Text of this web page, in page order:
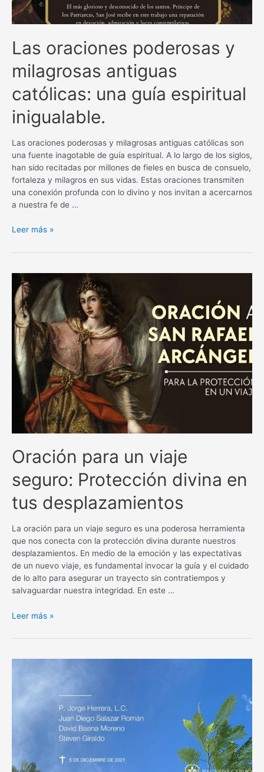
Las oraciones poderosas y
milagrosas antiguas
católicas: una guía espiritual
inigualable.
Las oraciones poderosas y milagrosas antiguas católicas son
una fuente inagotable de guía espiritual. A lo largo de los siglos,
han sido recitadas por millones de fieles en busca de consuelo,
fortaleza y milagros en sus vidas. Estas oraciones transmiten
una conexión profunda con lo divino y nos invitan a acercarnos
a nuestra fe de …
Las
poderosas
milagrosas
antiguas
católicas:
una
guía
espiritual
inigualable.
Leer más »
Oración para un viaje
seguro: Protección divina en
tus desplazamientos
La oración para un viaje seguro es una poderosa herramienta
que nos conecta con la protección divina durante nuestros
desplazamientos. En medio de la emoción y las expectativas
de un nuevo viaje, es fundamental invocar la guía y el cuidado
de lo alto para asegurar un trayecto sin contratiempos y
salvaguardar nuestra integridad. En este …
Oración
un
desplazamientos
Leer más »